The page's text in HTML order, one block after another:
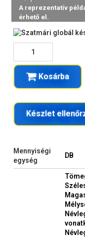
Kosárba
Mennyiségi
egység
DB